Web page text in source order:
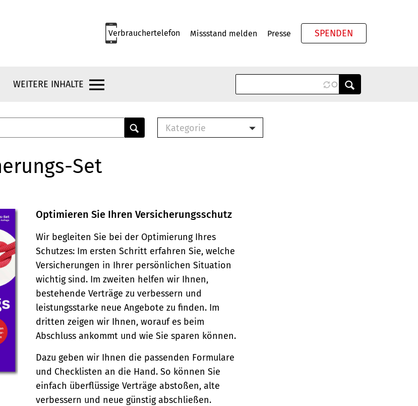
Verbrauchertelefon Missstand melden Presse SPENDEN
WEITERE INHALTE
Kategorie
Buch
Set
Optimieren Sie Ihren Versicherungsschutz
Wir begleiten Sie bei der Optimierung Ihres
Schutzes: Im ersten Schritt erfahren Sie, welche
Versicherungen in Ihrer persönlichen Situation
wichtig sind. Im zweiten helfen wir Ihnen,
bestehende Verträge zu verbessern und
leistungsstarke neue Angebote zu finden. Im
dritten zeigen wir Ihnen, worauf es beim
Abschluss ankommt und wie Sie sparen können.
Dazu geben wir Ihnen die passenden Formulare
und Checklisten an die Hand. So können Sie
einfach überflüssige Verträge abstoßen, alte
verbessern und neue günstig abschließen.